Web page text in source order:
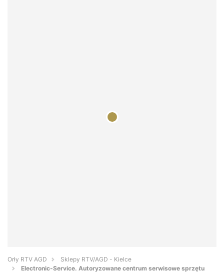
Orły RTV AGD
Sklepy RTV/AGD - Kielce
Electronic-Service. Autoryzowane centrum serwisowe sprzętu